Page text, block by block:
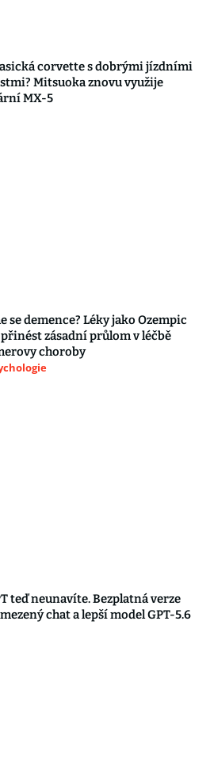
corvette s dobrými jízdními
Mitsuoka znovu využije
MX-5
se demence? Léky jako Ozempic
zásadní průlom v léčbě
choroby
teď neunavíte. Bezplatná verze
chat a lepší model GPT-5.6